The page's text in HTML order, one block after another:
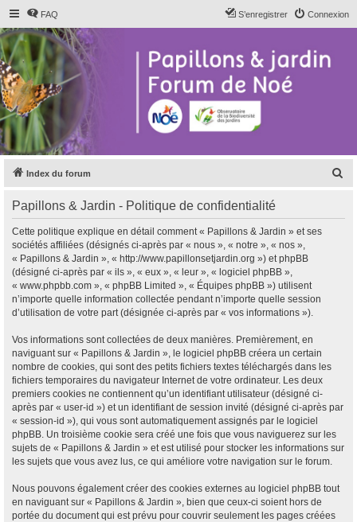
FAQ Connexion
S’enregistrer
Index du forum
Papillons & Jardin - Politique de confidentialité
Cette politique explique en détail comment « Papillons & Jardin » et ses
sociétés affiliées (désignés ci-après par « nous », « notre », « nos »,
« Papillons & Jardin », « http://www.papillonsetjardin.org ») et phpBB
(désigné ci-après par « ils », « eux », « leur », « logiciel phpBB »,
« www.phpbb.com », « phpBB Limited », « Équipes phpBB ») utilisent
n’importe quelle information collectée pendant n’importe quelle session
d’utilisation de votre part (désignée ci-après par « vos informations »).
Vos informations sont collectées de deux manières. Premièrement, en
naviguant sur « Papillons & Jardin », le logiciel phpBB créera un certain
nombre de cookies, qui sont des petits fichiers textes téléchargés dans les
fichiers temporaires du navigateur Internet de votre ordinateur. Les deux
premiers cookies ne contiennent qu’un identifiant utilisateur (désigné ci-
après par « user-id ») et un identifiant de session invité (désigné ci-après par
« session-id »), qui vous sont automatiquement assignés par le logiciel
phpBB. Un troisième cookie sera créé une fois que vous naviguerez sur les
sujets de « Papillons & Jardin » et est utilisé pour stocker les informations sur
les sujets que vous avez lus, ce qui améliore votre navigation sur le forum.
Nous pouvons également créer des cookies externes au logiciel phpBB tout
en naviguant sur « Papillons & Jardin », bien que ceux-ci soient hors de
portée du document qui est prévu pour couvrir seulement les pages créées